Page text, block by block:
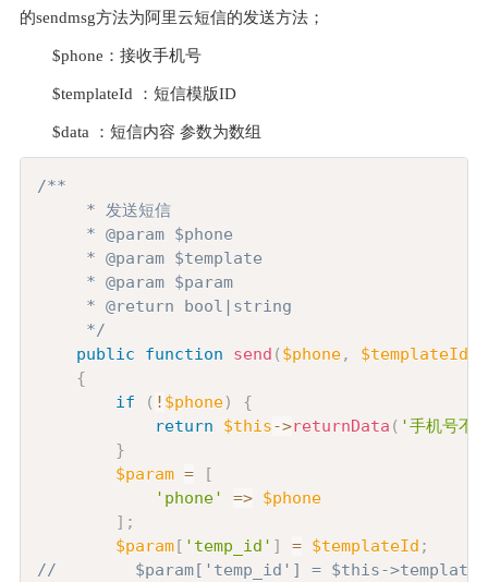
的sendmsg方法为阿里云短信的发送方法 ；
$phone： 接收手机号
$templateId ： 短信模版ID
$data ： 短信内容 参数为数组
/**
     * 发送短信
     * @param $phone
     * @param $template
     * @param $param
     * @return bool|string
     */
public
function send ( $phone, $templateId
{
if
( ! $phone)
{
return
$this->returnData ( '手机号不
}
$param =
[
'phone'
=> $phone
] ;
$param[ 'temp_id' ] = $templateId ;
//        $param['temp_id'] = $this-